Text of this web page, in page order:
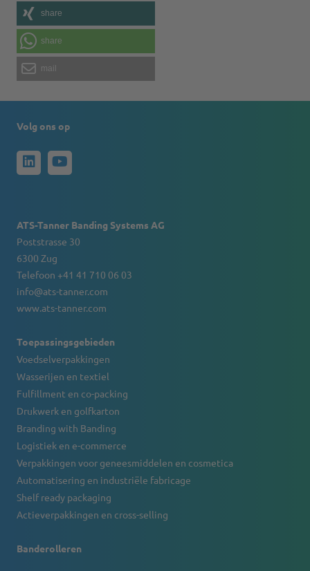
share
share
mail
Volg ons op
ATS-Tanner Banding Systems AG
Poststrasse 30
6300 Zug
Telefoon +41 41 710 06 03
info@ats-tanner.com
www.ats-tanner.com
Toepassingsgebieden
Voedselverpakkingen
Wasserijen en textiel
Fulfillment en co-packing
Drukwerk en golfkarton
Branding with Banding
Logistiek en e-commerce
Verpakkingen voor geneesmiddelen en cosmetica
Automatisering en industriële fabricage
Shelf ready packaging
Actieverpakkingen en cross-selling
Banderolleren